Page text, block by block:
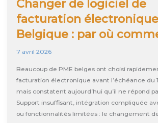
Changer de logiciel de
facturation
Belgique : par où
7 avril 2026
Beaucoup de PME belges ont choisi
facturation électronique avant l’échéance du
mais constatent aujourd’hui qu’il ne répond
Support insuffisant, intégration compliquée
ou fonctionnalités limitées : le changement